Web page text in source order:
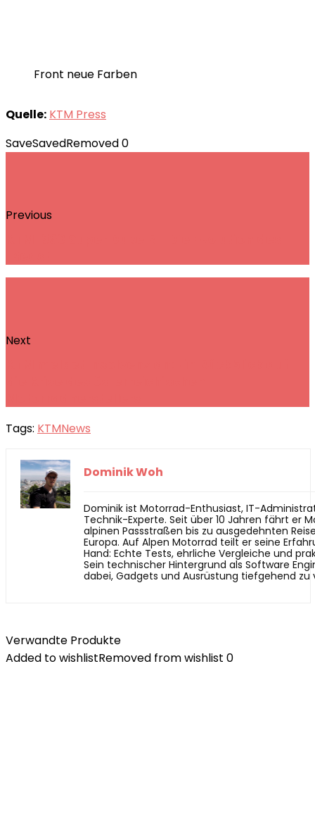
Front neue Farben
Quelle: KTM Press
SaveSavedRemoved0
Previous
Next
Tags: KTMNews
Dominik Woh
Dominik ist Motorrad-Enthusiast, IT-
Technik-Experte. Seit über 10 Jahren fährt er
alpinen Passstraßen bis zu ausgedehnten
Europa. Auf Alpen Motorrad teilt er seine
Hand: Echte Tests, ehrliche Vergleiche und
Sein technischer Hintergrund als Software
dabei, Gadgets und Ausrüstung tiefgehend zu
Verwandte Produkte
Added to wishlistRemoved from wishlist 0